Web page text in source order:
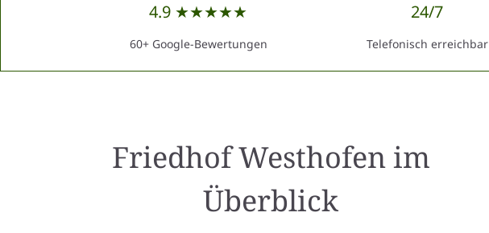
4.9 ★★★★★
60+ Google-Bewertungen
24/7
Telefonisch erreichbar
Friedhof Westhofenim
Überblick